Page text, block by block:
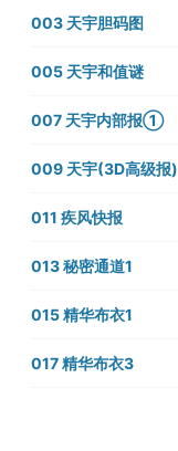
003 天宇胆码图
005 天宇和值谜
007 天宇内部报①
009 天宇(3D高级报)
011 疾风快报
013 秘密通道1
015 精华布衣1
017 精华布衣3